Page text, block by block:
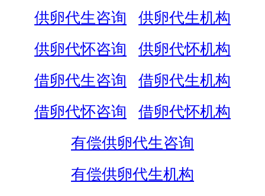
供卵代生咨询
供卵代生机构
供卵代怀咨询
供卵代怀机构
借卵代生咨询
借卵代生机构
借卵代怀咨询
借卵代怀机构
有偿供卵代生咨询
有偿供卵代生机构